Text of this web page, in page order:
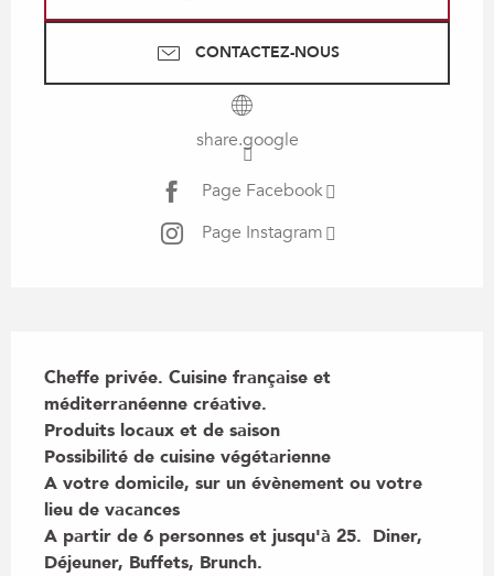
CONTACTEZ-NOUS
share.google
Page Facebook
Page Instagram
Cheffe privée. Cuisine française et
méditerranéenne créative.
Produits locaux et de saison
Possibilité de cuisine végétarienne
A votre domicile, sur un évènement ou votre
lieu de vacances
A partir de 6 personnes et jusqu'à 25.  Diner,
Déjeuner, Buffets, Brunch.